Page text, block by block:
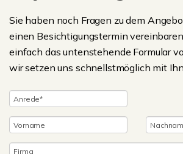
Sie haben noch Fragen zu dem
einen Besichtigungstermin
einfach das untenstehende Formular
wir setzen uns schnellstmöglich mit